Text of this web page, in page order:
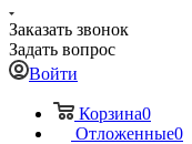
Заказать звонок
Задать вопрос
Войти
Корзина0
Отложенные0